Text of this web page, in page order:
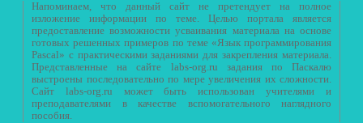
Напоминаем, что данный сайт не претендует на полное
изложение информации по теме. Целью портала является
предоставление возможности усваивания материала на основе
готовых решенных примеров по теме «Язык программирования
Pascal» с практическими заданиями для закрепления материала.
Представленные на сайте labs-org.ru задания по Паскалю
выстроены последовательно по мере увеличения их сложности.
Сайт labs-org.ru может быть использован учителями и
преподавателями в качестве вспомогательного наглядного
пособия.